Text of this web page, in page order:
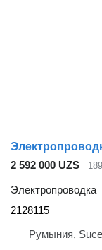
2 592 000 UZS
Электропроводка
2128115
Румыния,